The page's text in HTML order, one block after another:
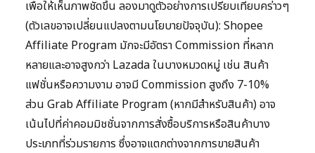
เพื่อให้เห็นภาพชัดขึ้น ลองมาดูตัวอย่างการเปรียบเทียบคร่าวๆ
(ตัวเลขอาจเปลี่ยนแปลงตามนโยบายปัจจุบัน): Shopee
Affiliate Program มักจะมีอัตรา Commission ที่หลาก
หลายและอาจสูงกว่า Lazada ในบางหมวดหมู่ เช่น สินค้า
แฟชั่นหรือความงาม อาจมี Commission สูงถึง 7-10%
ส่วน Grab Affiliate Program (หากมีสำหรับสินค้า) อาจ
เน้นไปที่ค่าคอมมิชชั่นจากการสั่งซื้อบริการหรือสินค้าบาง
ประเภทที่ร่วมรายการ ซึ่งอาจแตกต่างจากการขายสินค้า